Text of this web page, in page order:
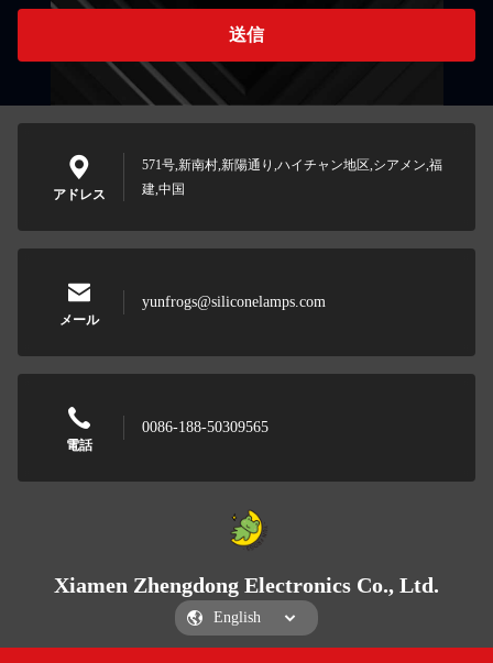
送信
アドレス
571号,新南村,新陽通り,ハイチャン地区,シアメン,福
建,中国
メール
yunfrogs@siliconelamps.com
電話
0086-188-50309565
Xiamen Zhengdong Electronics Co., Ltd.